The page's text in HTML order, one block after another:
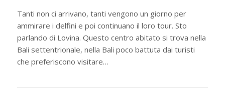
Tanti non ci arrivano, tanti vengono un giorno per
ammirare i delfini e poi continuano il loro tour. Sto
parlando di Lovina. Questo centro abitato si trova nella
Bali settentrionale, nella Bali poco battuta dai turisti
che preferiscono visitare…